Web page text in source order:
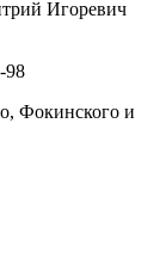
Игоревич
98
Фокинского и